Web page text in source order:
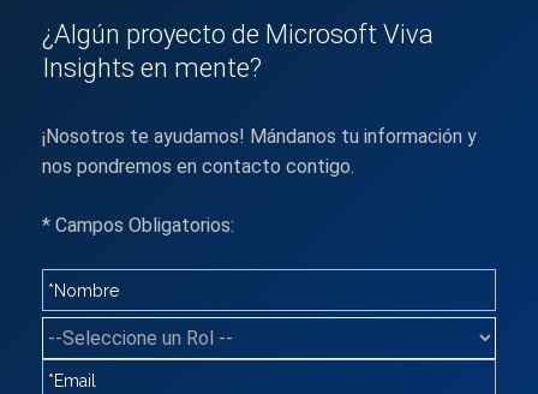
¿Algún proyecto de Microsoft Viva
Insights en mente?
¡Nosotros te ayudamos! Mándanos tu información y
nos pondremos en contacto contigo.
* Campos Obligatorios: